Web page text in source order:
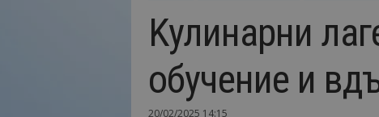
Kулинарни
обучение и
20/02/2025 14:15